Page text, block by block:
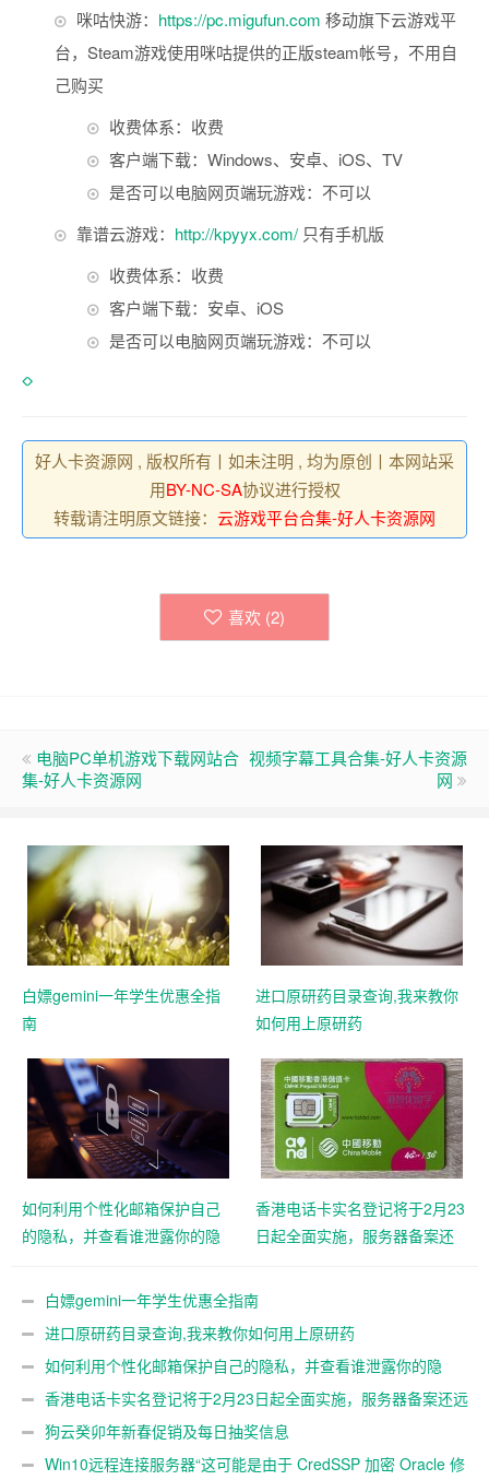
咪咕快游： https://pc.migufun.com 移动旗下云游戏平
台，Steam游戏使用咪咕提供的正版steam帐号，不用自
己购买
收费体系：收费
客户端下载：Windows、安卓、iOS、TV
是否可以电脑网页端玩游戏：不可以
靠谱云游戏： http://kpyyx.com/只有手机版
收费体系：收费
客户端下载：安卓、iOS
是否可以电脑网页端玩游戏：不可以
好人卡资源网 , 版权所有丨如未注明 , 均为原创丨本网站采
用BY-NC-SA协议进行授权
转载请注明原文链接： 云游戏平台合集-好人卡资源网
喜欢 (2)
电脑PC单机游戏下载网站合
集-好人卡资源网
视频字幕工具合集-好人卡资源
网
白嫖gemini一年学生优惠全指
南
进口原研药目录查询,我来教你
如何用上原研药
如何利用个性化邮箱保护自己
的隐私，并查看谁泄露你的隐
香港电话卡实名登记将于2月23
日起全面实施，服务器备案还
白嫖gemini一年学生优惠全指南
进口原研药目录查询,我来教你如何用上原研药
如何利用个性化邮箱保护自己的隐私，并查看谁泄露你的隐
私 香港电话卡实名登记将于2月23日起全面实施，服务器备案还远
吗？狗云癸卯年新春促销及每日抽奖信息
Win10远程连接服务器“这可能是由于 CredSSP 加密 Oracle 修